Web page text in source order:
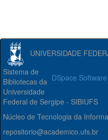
UNIVERSIDADE
DSpace Software
Sistema de
Bibliotecas da
Universidade
Federal de Sergipe - SIBIUFS
Núcleo de Tecnologia da
repositorio@academico.ufs.br